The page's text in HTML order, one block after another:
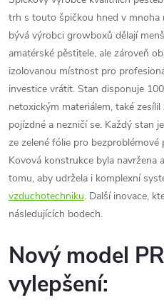
trh s touto špičkou hned v mnoha
bývá výrobci growboxů dělají
amatérské pěstitele, ale zároveň
izolovanou místnost pro
investice vrátit. Stan disponuje
netoxickým materiálem, také
pojízdné a nezničí se. Každý stan
ze zelené fólie pro
Kovová konstrukce byla navržena
tomu, aby udržela i komplexní
vzduchotechniku. Další inovace,
následujících bodech.
Nový model
vylepšení: